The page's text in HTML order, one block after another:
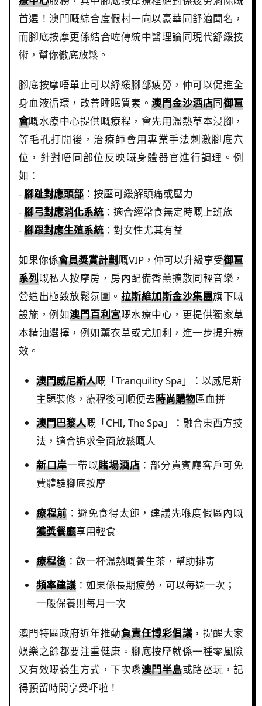
首選！澳門嘅綜合度假村一向以豪華同舒適聞名，
而腳底按摩更係結合咗傳統中醫理論同現代舒緩技
術，幫你徹底放鬆。
腳底按摩唔單止可以紓緩腳部疲勞，仲可以促進全
身血液循環，改善睡眠質素。澳門金沙酒店同御匾
會嘅水療中心提供嘅療程，會先用溫熱草本浸腳，
等毛孔打開後，治療師會用專業手法刺激腳底穴
位，針對唔同部位反映嘅身體器官進行調理。例
如：
-腳趾對應頭部 ：按壓可緩解頭痛或壓力
-腳弓對應消化系統 ：適合經常食無定時嘅上班族
-腳跟對應生殖系統 ：對女性尤其有益
如果你係會員獎賞計劃嘅VIP，仲可以升級享受御匾
系列嘅私人按摩房，房內配備香薰擴散同輕音樂，
營造出極致放鬆氛圍。 拉斯維加斯金沙集團旗下嘅
設施，例如澳門百利宮嘅水療中心，更提供獨家草
本精油選擇，例如薰衣草或尤加利，進一步提升療
效。
澳門威尼斯人嘅「Tranquility Spa」：以威尼斯
主題裝修，療程後可順便去時尚購物區血拼
澳門巴黎人嘅「CHI, The Spa」：融合東西方技
法，適合追求全面放鬆嘅人
新口岸一帶嘅賭場酒店 ：部分貴賓廳客戶可免
費體驗腳底按摩
療程前 ：避免食得太飽，建議先喺度假區內嘅
獲獎餐廳享用輕食
療程後 ：飲一杯溫熱嘅養生茶，幫助排毒
頻率建議 ：如果係長期疲勞，可以每週一次；
一般保養則每月一次
澳門特區政府近年推動負責任博彩倡議 ，提醒大家
娛樂之餘都要注重健康。腳底按摩就係一種零風險
又有效嘅養生方式，下次嚟澳門半島或路氹玩，記
得預留時間享受吓啦！